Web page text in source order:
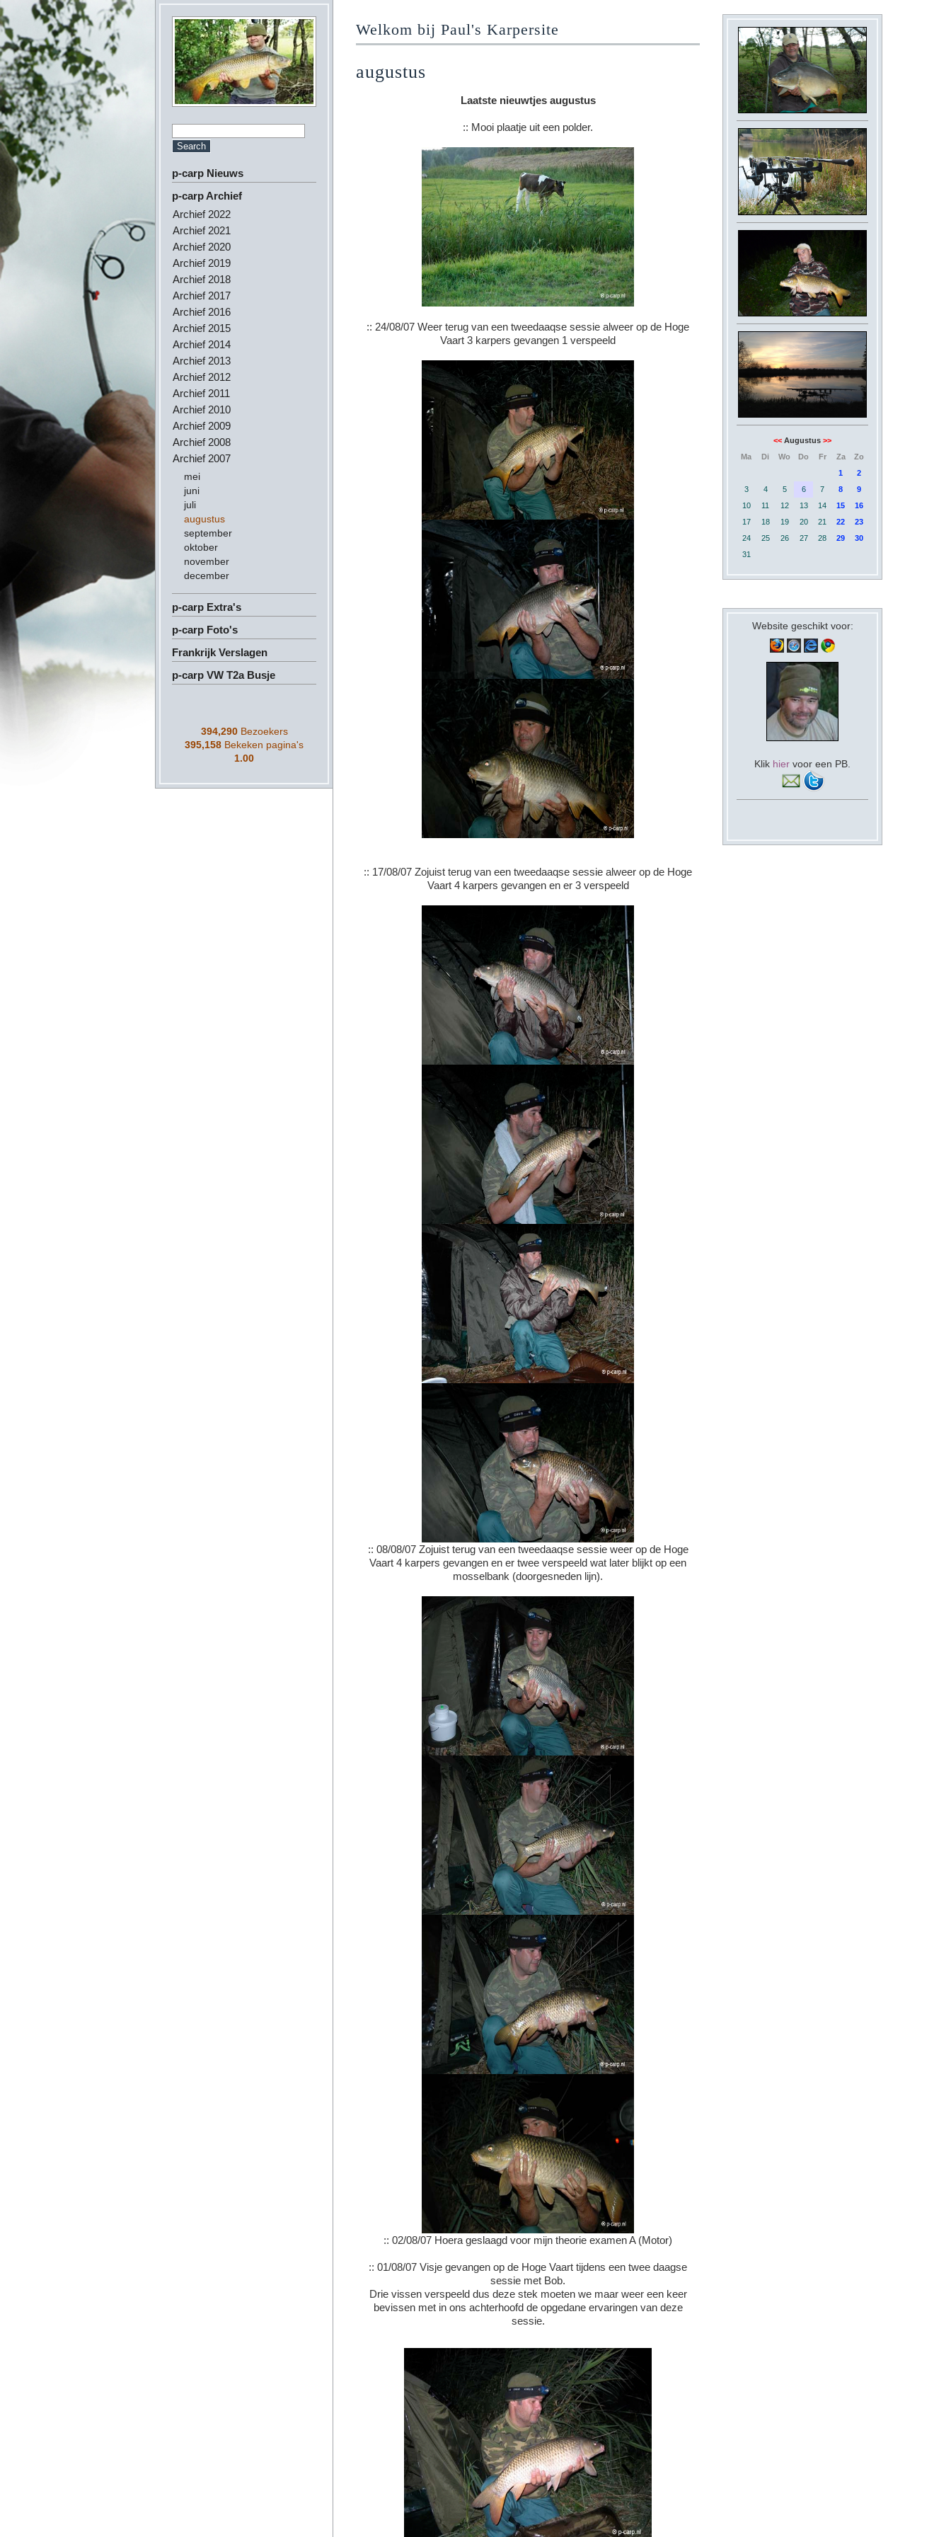
p-carp Nieuws
p-carp Archief
Archief 2022
Archief 2021
Archief 2020
Archief 2019
Archief 2018
Archief 2017
Archief 2016
Archief 2015
Archief 2014
Archief 2013
Archief 2012
Archief 2011
Archief 2010
Archief 2009
Archief 2008
Archief 2007
mei
juni
juli
augustus
september
oktober
november
december
p-carp Extra's
p-carp Foto's
Frankrijk Verslagen
p-carp VW T2a Busje
394,290 Bezoekers
395,158 Bekeken pagina's
1.00
Welkom bij Paul's Karpersite
augustus
Laatste nieuwtjes augustus
:: Mooi plaatje uit een polder.
:: 24/08/07 Weer terug van een tweedaaqse sessie alweer op de Hoge
Vaart 3 karpers gevangen 1 verspeeld
:: 17/08/07 Zojuist terug van een tweedaaqse sessie alweer op de Hoge
Vaart 4 karpers gevangen en er 3 verspeeld
:: 08/08/07 Zojuist terug van een tweedaaqse sessie weer op de Hoge
Vaart 4 karpers gevangen en er twee verspeeld wat later blijkt op een
mosselbank (doorgesneden lijn).
:: 02/08/07 Hoera geslaagd voor mijn theorie examen A (Motor)
:: 01/08/07 Visje gevangen op de Hoge Vaart tijdens een twee daagse
sessie met Bob.
Drie vissen verspeeld dus deze stek moeten we maar weer een keer
bevissen met in ons achterhoofd de opgedane ervaringen van deze
sessie.
<< Augustus >>
Ma
Di Wo Do Fr Za
Zo
1
2
3
4 5 6 7 8
9
10
11 12 13 14 15
16
17
18 19 20 21 22
23
24
25 26 27 28 29
30
31
Website geschikt voor:
Klik hier voor een PB.